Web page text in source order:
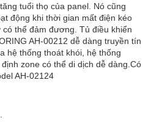
tuổi thọ của panel. Nó cũng
động khi thời gian mất điện kéo
thể đảm đương. Tủ điều khiển
AH-00212 dễ dàng truyền tín
hệ thống thoát khói, hệ thống
zone có thể di dịch dễ dàng.Có
AH-02124